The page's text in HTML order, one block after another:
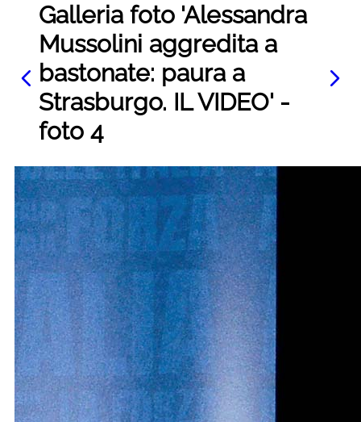
Galleria foto 'Alessandra
Mussolini aggredita a
bastonate: paura a
Strasburgo. IL VIDEO' -
foto 4